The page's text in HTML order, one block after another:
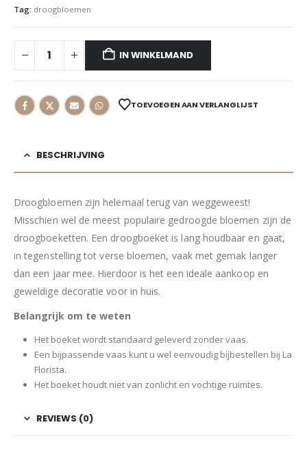
Tag: droogbloemen
IN WINKELMAND
TOEVOEGEN AAN VERLANGLIJST
BESCHRIJVING
Droogbloemen zijn helemaal terug van weggeweest!
Misschien wel de meest populaire gedroogde bloemen zijn de
droogboeketten. Een droogboeket is lang houdbaar en gaat,
in tegenstelling tot verse bloemen, vaak met gemak langer
dan een jaar mee. Hierdoor is het een ideale aankoop en
geweldige decoratie voor in huis.
Belangrijk om te weten
Het boeket wordt standaard geleverd zonder vaas.
Een bijpassende vaas kunt u wel eenvoudig bijbestellen bij La
Florista.
Het boeket houdt niet van zonlicht en vochtige ruimtes.
REVIEWS (0)